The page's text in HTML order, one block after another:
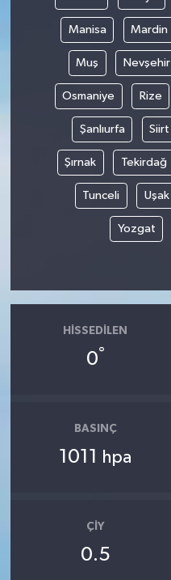
Manisa Mardin
Muş Nevşehir
Osmaniye Rize
Şanlıurfa Siirt
Şırnak Tekirdağ
Tunceli Uşak
Yozgat
HISSEDILEN
0°
BASINÇ
1011 hpa
ÇIY
0.5